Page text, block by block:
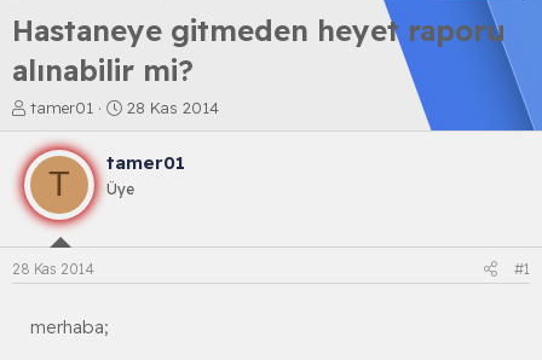
Hastaneye gitmeden heyet raporu
alınabilir mi?
K
o
n
b
u
y
a
l
tamer01
B
a
l
a
ç
28 Kas 2014
T
tamer01
Üye
28 Kas 2014 #1
merhaba;